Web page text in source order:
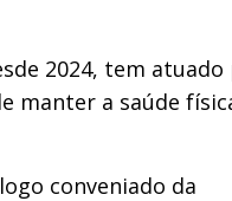
2024, tem atuado
manter a saúde
conveniado da